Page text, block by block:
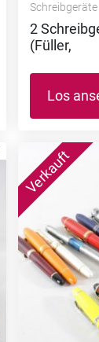
Schreibgeräte
2
(Füller,
Los